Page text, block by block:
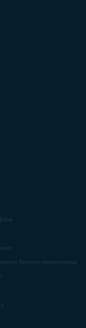
formom niewolnictwa